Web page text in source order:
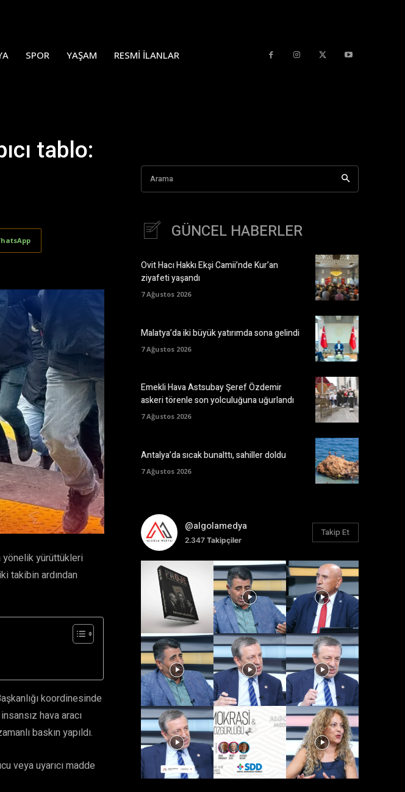
SPOR YAŞAM RESMI İLANLAR
tablo:
yönelik yürüttükleri
takibin ardından
koordinesinde
hava aracı
baskın yapıldı.
veya uyarıcı madde
Arama
GÜNCEL HABERLER
Ovit Hacı Hakkı Ekşi Camii’nde Kur’an
ziyafeti yaşandı
7 Ağustos 2026
Malatya’da iki büyük yatırımda sona gelindi
7 Ağustos 2026
Emekli Hava Astsubay Şeref Özdemir
askeri törenle son yolculuğuna uğurlandı
7 Ağustos 2026
Antalya’da sıcak bunalttı, sahiller doldu
7 Ağustos 2026
@algolamedya
2.347Takipçiler
Takip Et